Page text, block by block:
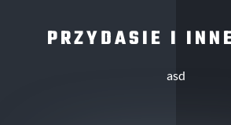
PRZYDASIE I
asd